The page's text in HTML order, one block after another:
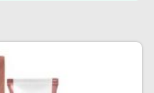
ENZIMÁTICO
+ MASCARAS
SOLAR + DESODORANTE